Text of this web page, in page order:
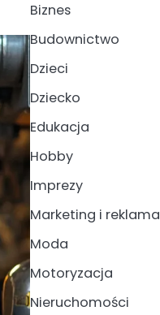
Biznes
Budownictwo
Dzieci
Dziecko
Edukacja
Hobby
Imprezy
Marketing i reklama
Moda
Motoryzacja
Nieruchomości